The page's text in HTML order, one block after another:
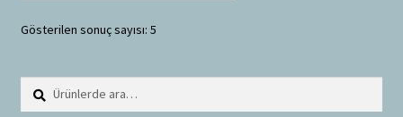
Gösterilen sonuç sayısı: 5
Ara: